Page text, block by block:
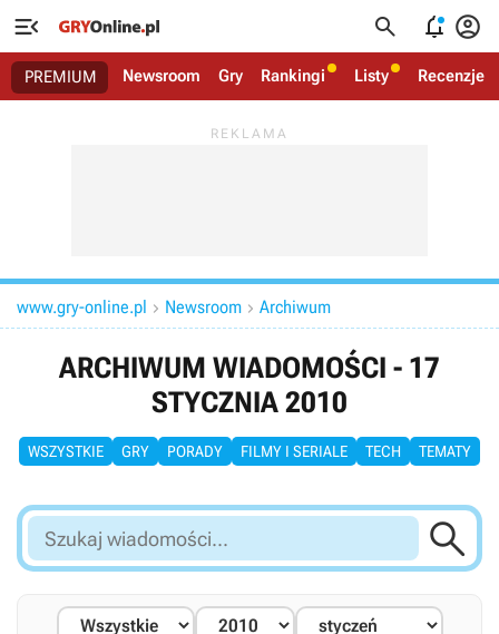
   
PREMIUM Newsroom Gry Rankingi Listy Recenzje
www.gry-online.pl  Newsroom  Archiwum
ARCHIWUM WIADOMOŚCI - 17
STYCZNIA 2010
WSZYSTKIE GRY PORADY FILMY I SERIALE TECH TEMATY
Szukaj
wiadomości...
